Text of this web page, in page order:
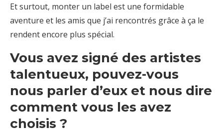
Et surtout, monter un label est une formidable
aventure et les amis que j’ai rencontrés grâce à ça le
rendent encore plus spécial.
Vous avez signé des artistes
talentueux, pouvez-vous
nous parler d’eux et nous dire
comment vous les avez
choisis ?